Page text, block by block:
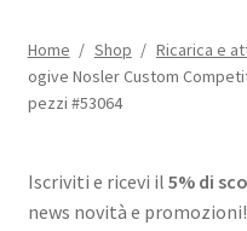
Chi siamo
Contatti
Home / Shop / Ricarica e
ogive Nosler Custom
pezzi #53064
Iscriviti e ricevi il 5% di
news novità e promozioni!